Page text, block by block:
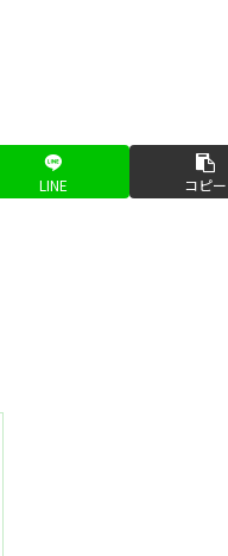
LINE コピー